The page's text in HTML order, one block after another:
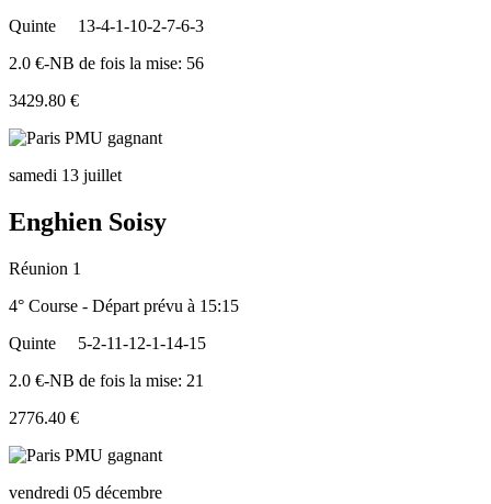
Quinte
13-4-1-10-2-7-6-3
2.0 €-NB de fois la mise: 56
3429.80 €
samedi 13 juillet
Enghien Soisy
Réunion 1
4° Course - Départ prévu à 15:15
Quinte
5-2-11-12-1-14-15
2.0 €-NB de fois la mise: 21
2776.40 €
vendredi 05 décembre